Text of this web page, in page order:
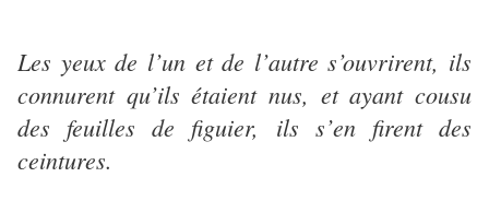
Les yeux de l’un et de l’autre s’ouvrirent, ils
connurent qu’ils étaient nus, et ayant cousu
des feuilles de figuier, ils s’en firent des
ceintures.